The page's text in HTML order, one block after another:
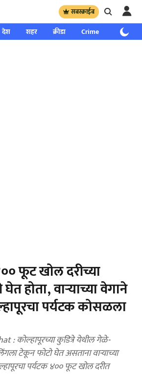
सबस्क्राईब
देश शहर क्रीडा Crime साप्ताहिक
फूट खोल दरीच्या
होता, वाऱ्याच्या वेगाने
पर्यटक कोसळला
: कोल्हापूरच्या कुडित्रे येथील गेळे-
टेकून फोटो घेत असताना वाऱ्याच्या
पर्यटक ४०० फूट खोल दरीत